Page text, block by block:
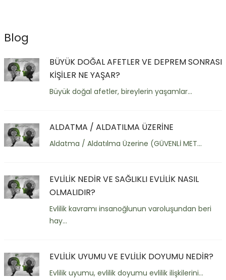
Blog
BÜYÜK DOĞAL AFETLER VE DEPREM SONRASI
KİŞİLER NE YAŞAR?
Büyük doğal afetler, bireylerin yaşamlar...
ALDATMA / ALDATILMA ÜZERİNE
Aldatma / Aldatılma Üzerine (GÜVENLİ MET...
EVLİLİK NEDİR VE SAĞLIKLI EVLİLİK NASIL
OLMALIDIR?
Evlilik kavramı insanoğlunun varoluşundan beri
hay...
EVLİLİK UYUMU VE EVLİLİK DOYUMU NEDİR?
Evlilik uyumu, evlilik doyumu evlilik ilişkilerini...